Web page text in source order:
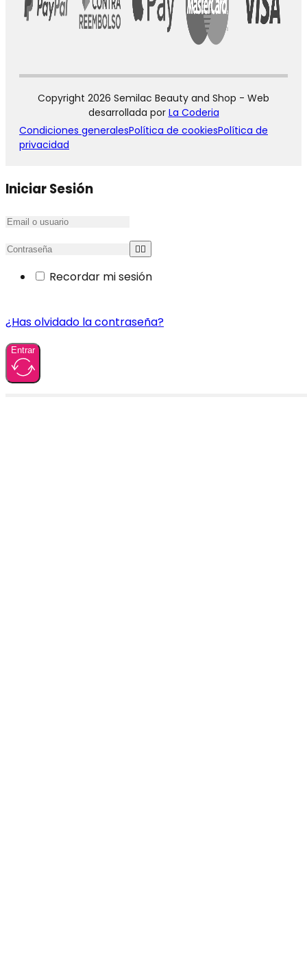
Copyright 2026 Semilac Beauty and Shop - Web
desarrollada por La Coderia
Condiciones generalesPolítica de cookiesPolítica de
privacidad
Iniciar Sesión
Recordar mi sesión
¿Has olvidado la contraseña?
Entrar